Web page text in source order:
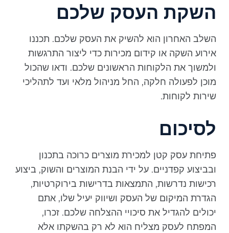
השקת העסק שלכם
השלב האחרון הוא להשיק את העסק שלכם. תכננו
אירוע השקה או קידום מכירות כדי ליצור התרגשות
ולמשוך את הלקוחות הראשונים שלכם. ודאו שהכול
מוכן לפעולה חלקה, החל מניהול מלאי ועד לתהליכי
שירות לקוחות.
לסיכום
פתיחת עסק קטן למכירת מוצרים כרוכה בתכנון
ובביצוע קפדניים. על ידי הבנת המוצרים והשוק, ביצוע
רכישות נדרשות, התמצאות בדרישות בירוקרטיות,
הגדרת המיקום של העסק ושיווק יעיל שלו, אתם
יכולים להגדיל את סיכויי ההצלחה שלכם. זכרו,
המפתח לעסק מצליח הוא לא רק בהשקתו אלא